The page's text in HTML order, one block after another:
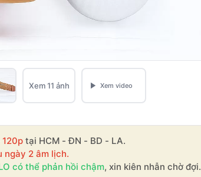
Xem 11 ảnh
tại HCM - ĐN - BD - LA.
ngày 2 âm lịch.
có thể phản hồi chậm, xin kiên nhẫn chờ đợi.